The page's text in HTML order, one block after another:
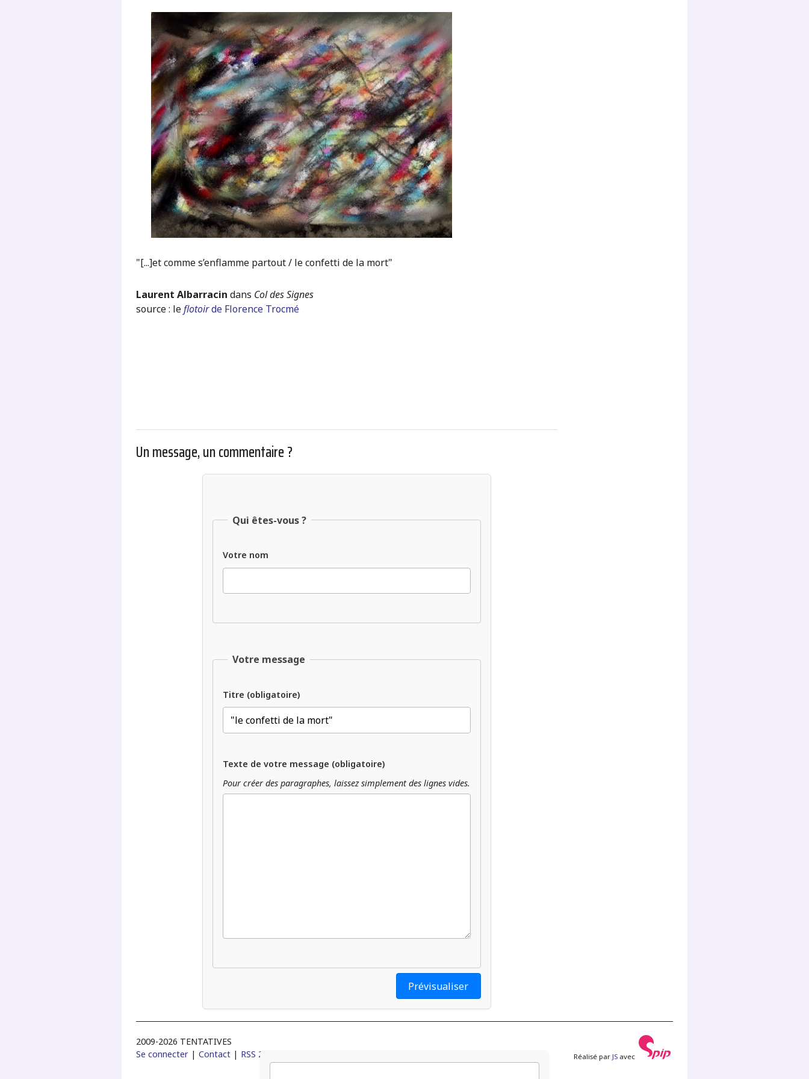
"[...]et comme s’enflamme partout / le confetti de la mort"
Laurent Albarracin dans Col des Signes
source : leflotoirde Florence Trocmé
Un message, un commentaire ?
Qui êtes-vous ?
Votre nom
Votre message
Titre (obligatoire)
Texte de votre message (obligatoire)
Pour créer des paragraphes, laissez simplement des lignes vides.
2009-2026 TENTATIVES
Se connecter| Contact| RSS 2.0 Réalisé par JS avec